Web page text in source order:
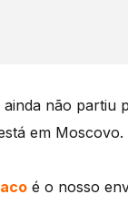
não partiu
em Moscovo.
é o nosso